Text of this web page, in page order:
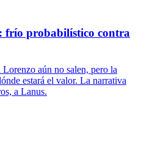
frío probabilístico contra
aún no salen, pero la
estará el valor. La narrativa
a Lanus.